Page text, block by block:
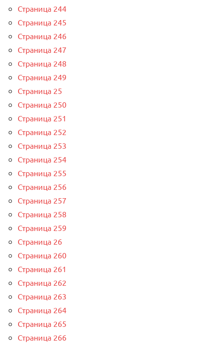
Страница 244
Страница 245
Страница 246
Страница 247
Страница 248
Страница 249
Страница 25
Страница 250
Страница 251
Страница 252
Страница 253
Страница 254
Страница 255
Страница 256
Страница 257
Страница 258
Страница 259
Страница 26
Страница 260
Страница 261
Страница 262
Страница 263
Страница 264
Страница 265
Страница 266